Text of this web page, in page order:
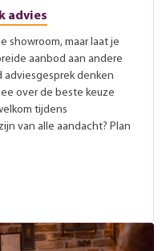
advies
showroom, maar laat je
aanbod aan andere
adviesgesprek denken
over de beste keuze
tijdens
van alle aandacht? Plan